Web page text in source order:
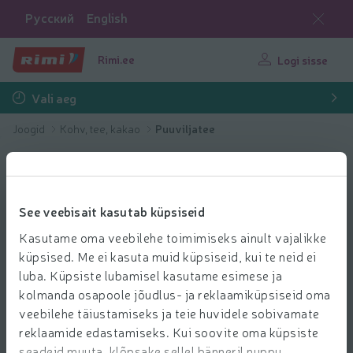
See veebisait kasutab küpsiseid
Kasutame oma veebilehe toimimiseks ainult vajalikke
küpsised. Me ei kasuta muid küpsiseid, kui te neid ei
luba. Küpsiste lubamisel kasutame esimese ja
kolmanda osapoole jõudlus- ja reklaamiküpsiseid oma
veebilehe täiustamiseks ja teie huvidele sobivamate
reklaamide edastamiseks. Kui soovite oma küpsiste
Русский English
Rimi.ee Logi sisse
Vali aeg
Joogid Kohv, tee, kakao Puuviljatee